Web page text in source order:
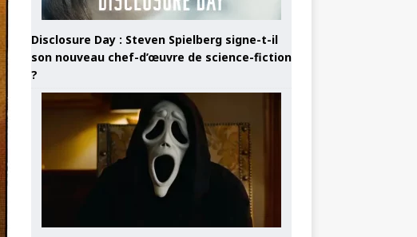
Disclosure Day : Steven Spielberg signe-t-il
son nouveau chef-d’œuvre de science-fiction
?